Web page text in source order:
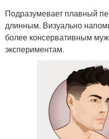
Подразумевает плавный
длинным. Визуально
более консервативным
экспериментам.